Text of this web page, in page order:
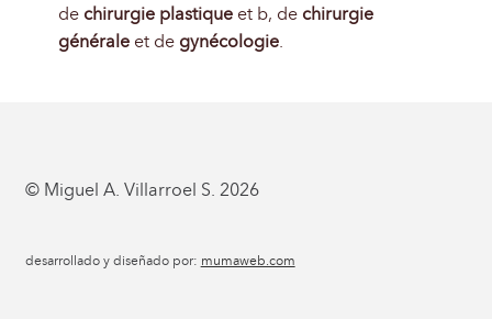
de chirurgie plastiqueet b, de chirurgie
généraleet de gynécologie.
© Miguel A. Villarroel S. 2026
desarrollado y diseñado por: mumaweb.com